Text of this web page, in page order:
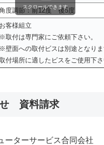
度調節：前12度 後5度
お客様組立
※取付は専門家にご依頼下さい。
※壁面への取付ビスは別途となり
付場所に適したビスをご
スクロールできます
資料請求
ーターサービス合同会社